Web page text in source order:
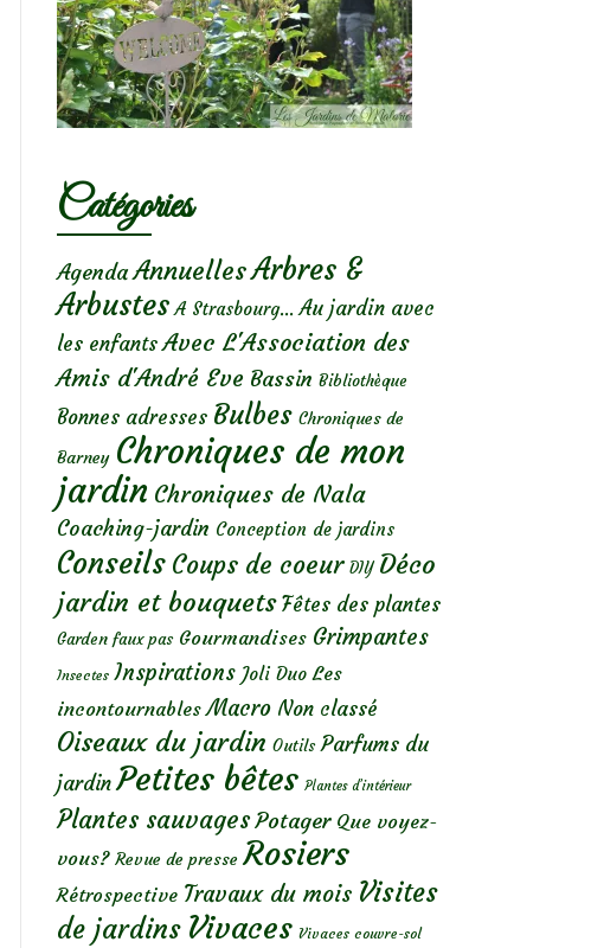
Catégories
Agenda AnnuellesArbres &
Arbustes A Strasbourg... Au jardin avec
les enfants Avec L'Association des
Amis d'André Eve Bassin Bibliothèque
Bonnes adresses Bulbes Chroniques de
Barney Chroniques de mon
jardin Chroniques de Nala
Coaching-jardin Conception de jardins
Conseils Coups de coeur DIY Déco
jardin et bouquets Fêtes des plantes
Garden faux pas Gourmandises Grimpantes
Insectes Inspirations Joli Duo Les
incontournables Macro Non classé
Oiseaux du jardin Outils Parfums du
jardin Petites bêtes Plantes d’intérieur
Plantes sauvages Potager Que voyez-
vous? Revue de presse Rosiers
Rétrospective Travaux du mois Visites
de jardins Vivaces Vivaces couvre-sol